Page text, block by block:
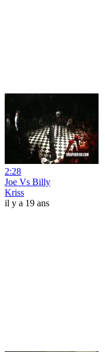
2:28
Joe Vs Billy
Kriss
il y a 19 ans